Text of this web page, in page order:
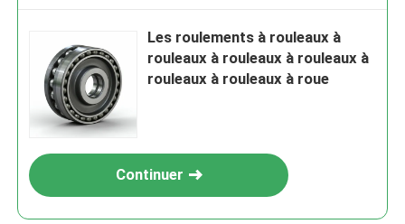
Les roulements à rouleaux à
rouleaux à rouleaux à rouleaux à
rouleaux à rouleaux à roue
Continuer